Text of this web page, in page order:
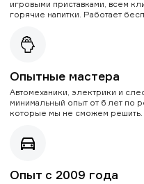
игровыми приставками, всем
горячие напитки. Работает
Опытные мастера
Автомеханики, электрики и
минимальный опыт от 6 лет по
которые мы не сможем решить.
Опыт с 2009 года